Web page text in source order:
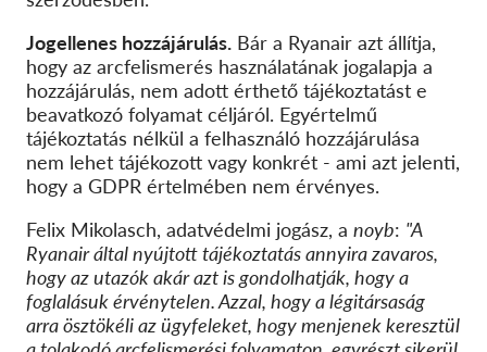
Jogellenes hozzájárulás. Bár a Ryanair azt állítja,
hogy az arcfelismerés használatának jogalapja a
hozzájárulás, nem adott érthető tájékoztatást e
beavatkozó folyamat céljáról. Egyértelmű
tájékoztatás nélkül a felhasználó hozzájárulása
nem lehet tájékozott vagy konkrét - ami azt jelenti,
hogy a GDPR értelmében nem érvényes.
Felix Mikolasch, adatvédelmi jogász, a noyb: "A
Ryanair által nyújtott tájékoztatás annyira zavaros,
hogy az utazók akár azt is gondolhatják, hogy a
foglalásuk érvénytelen. Azzal, hogy a légitársaság
arra ösztökéli az ügyfeleket, hogy menjenek keresztül